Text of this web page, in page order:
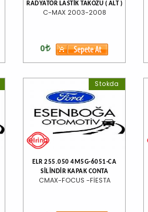
RADYATÖR LASTİK TAKOZU ( ALT )
C-MAX 2003-2008
0
Stokda
ELR 255.050 4M5G-6051-CA
SİLİNDİR KAPAK CONTA
CMAX-FOCUS -FİESTA